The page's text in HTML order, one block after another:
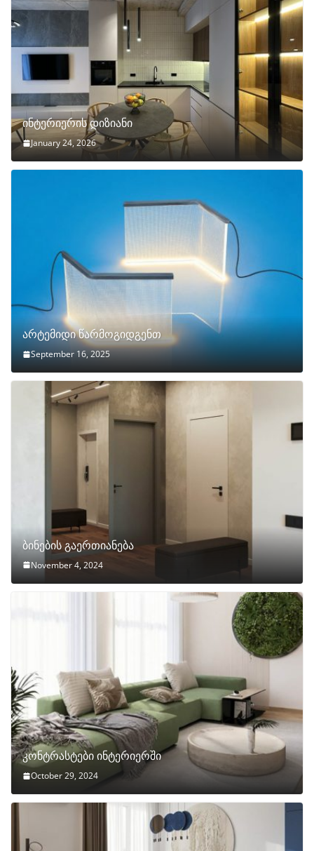
ინტერიერის დიზიანი
January 24, 2026
არტემიდი წარმოგიდგენთ
September 16, 2025
ბინების გაერთიანება
November 4, 2024
კონტრასტები ინტერიერში
October 29, 2024